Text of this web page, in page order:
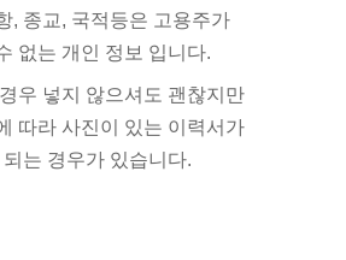
, 종교, 국적등은 고용주가
없는 개인 정보 입니다.
우 넣지 않으셔도 괜찮지만
따라 사진이 있는 이력서가
는 경우가 있습니다.